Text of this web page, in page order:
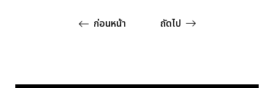
ก่อนหน้า ถัดไป